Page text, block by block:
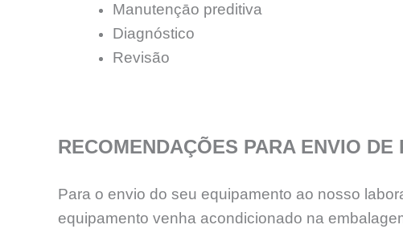
Manutençāo preditiva
Diagnóstico
Revisão
RECOMENDAÇÕES PARA ENVIO DE
Para o envio do seu equipamento ao nosso
equipamento venha acondicionado na